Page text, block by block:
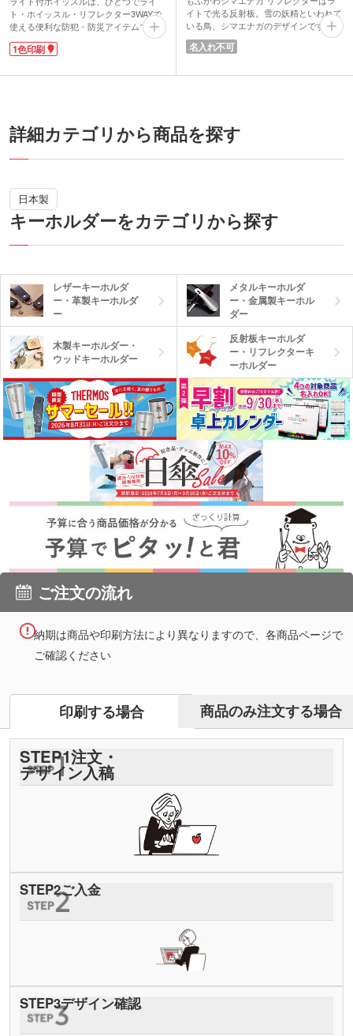
ト・ホイッスル・リフレクター3WAYで
使える便利な防犯・防災アイテムです。
1色印刷が可能なので、宣伝効果もあり
防犯・防災イベントや学校行事での粗品
すすめです。
納でき、ホイッスル部分の破損を防止で
きます。本体色レッド・イエロー・ホワ
1色印刷
イトで光る反射板。雪の妖精といわれて
いる鳥、シマエナガのデザインです。コ
ロンとしたフォルムがかわいいですね。
ストラップ付だから簡単にバッグやリュ
きます。
ズ・重量なのでDM用のノベルティとし
てもオススメ。
名入れ不可
詳細カテゴリから商品を探す
日本製
キーホルダーをカテゴリから探す
レザーキーホルダ
ー・革製キーホルダ
ー
メタルキーホルダ
ー・金属製キーホル
ダー
木製キーホルダー・
ウッドキーホルダー
反射板キーホルダ
ー・リフレクターキ
ーホルダー
ご注文の流れ
納期は商品や印刷方法により異なりますので、各商品ページで
ご確認ください
印刷する場合 商品のみ注文する場合
STEP1注文・
デザイン入稿
STEP2ご入金
STEP3デザイン確認